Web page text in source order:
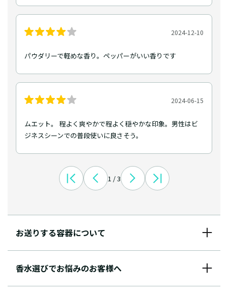
2024-12-10
パウダリーで軽めな香り。ペッパーがいい香りです
2024-06-15
ムエット。 程よく爽やかで程よく穏やかな印象。男性はビ
ジネスシーンでの普段使いに良さそう。
1 / 3
お送りする容器について
香水選びでお悩みのお客様へ